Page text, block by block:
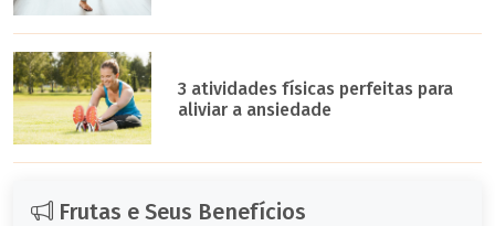
3 atividades físicas perfeitas para
aliviar a ansiedade
Frutas e Seus Benefícios